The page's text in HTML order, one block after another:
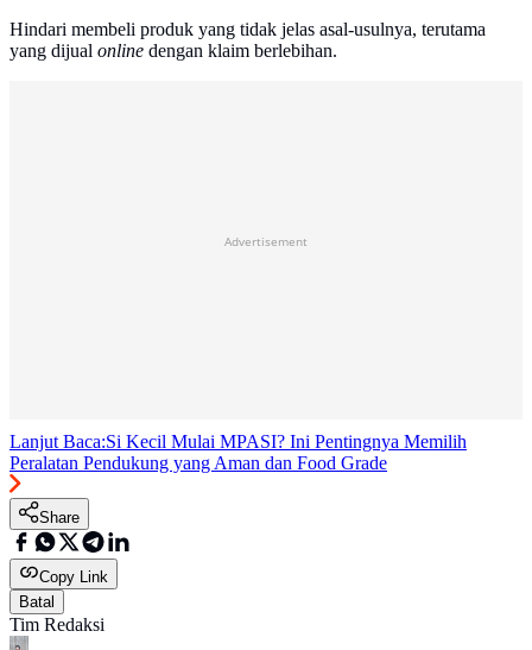
Hindari membeli produk yang tidak jelas asal-usulnya, terutama
yang dijual online dengan klaim berlebihan.
Advertisement
Lanjut Baca:Si Kecil Mulai MPASI? Ini Pentingnya Memilih
Peralatan Pendukung yang Aman dan Food Grade
Share
Copy Link
Batal
Tim Redaksi